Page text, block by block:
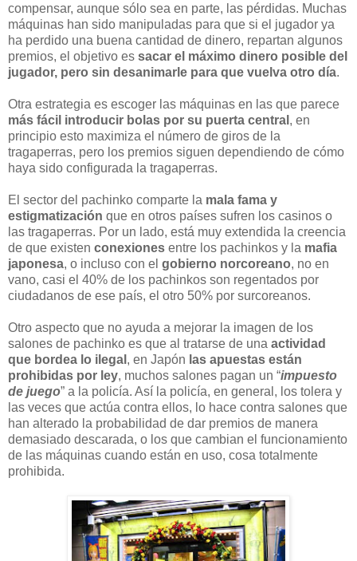
compensar, aunque sólo sea en parte, las pérdidas. Muchas
máquinas han sido manipuladas para que si el jugador ya
ha perdido una buena cantidad de dinero, repartan algunos
premios, el objetivo es sacar el máximo dinero posible del
jugador, pero sin desanimarle para que vuelva otro día.
Otra estrategia es escoger las máquinas en las que parece
más fácil introducir bolas por su puerta central , en
principio esto maximiza el número de giros de la
tragaperras, pero los premios siguen dependiendo de cómo
haya sido configurada la tragaperras.
El sector del pachinko comparte la mala fama y
estigmatización que en otros países sufren los casinos o
las tragaperras. Por un lado, está muy extendida la creencia
de que existen conexiones entre los pachinkos y la mafia
japonesa, o incluso con el gobierno norcoreano, no en
vano, casi el 40% de los pachinkos son regentados por
ciudadanos de ese país, el otro 50% por surcoreanos.
Otro aspecto que no ayuda a mejorar la imagen de los
salones de pachinko es que al tratarse de una actividad
que bordea lo ilegal , en Japón las apuestas están
prohibidas por ley, muchos salones pagan un “impuesto
de juego” a la policía. Así la policía, en general, los tolera y
las veces que actúa contra ellos, lo hace contra salones que
han alterado la probabilidad de dar premios de manera
demasiado descarada, o los que cambian el funcionamiento
de las máquinas cuando están en uso, cosa totalmente
prohibida.